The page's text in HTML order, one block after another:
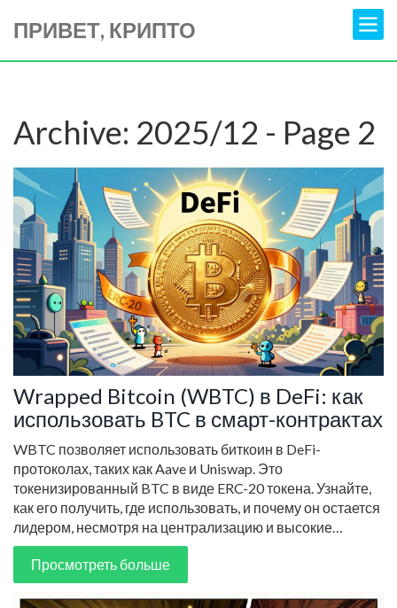
ПРИВЕТ, КРИПТО
Archive: 2025/12 - Page 2
Wrapped Bitcoin (WBTC) в DeFi: как
использовать BTC в смарт-контрактах
WBTC позволяет использовать биткоин в DeFi-
протоколах, таких как Aave и Uniswap. Это
токенизированный BTC в виде ERC-20 токена. Узнайте,
как его получить, где использовать, и почему он остается
лидером, несмотря на централизацию и высокие
комиссии.
Просмотреть больше